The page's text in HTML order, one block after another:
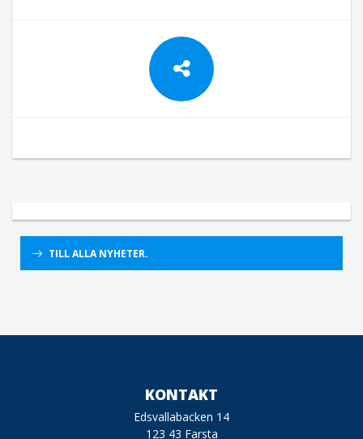
TILL ALLA NYHETER.
KONTAKT
Edsvallabacken 14
123 43 Farsta